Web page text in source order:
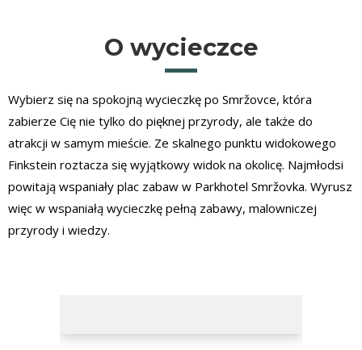
O wycieczce
Wybierz się na spokojną wycieczkę po Smržovce, która
zabierze Cię nie tylko do pięknej przyrody, ale także do
atrakcji w samym mieście. Ze skalnego punktu widokowego
Finkstein roztacza się wyjątkowy widok na okolicę. Najmłodsi
powitają wspaniały plac zabaw w Parkhotel Smržovka. Wyrusz
więc w wspaniałą wycieczkę pełną zabawy, malowniczej
przyrody i wiedzy.